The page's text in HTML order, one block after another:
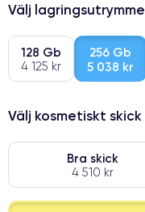
Välj lagringsutrymme
128 Gb
4 125 kr
256 Gb
5 038 kr
Välj kosmetiskt skick
Bra skick
4 510 kr